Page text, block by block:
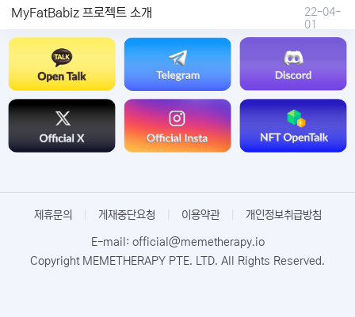
MyFatBabiz 프로젝트 소개
22-04-
01
제휴문의 게재중단요청 이용약관 개인정보취급방침
E-mail: official@memetherapy.io
Copyright MEMETHERAPY PTE. LTD. All Rights Reserved.